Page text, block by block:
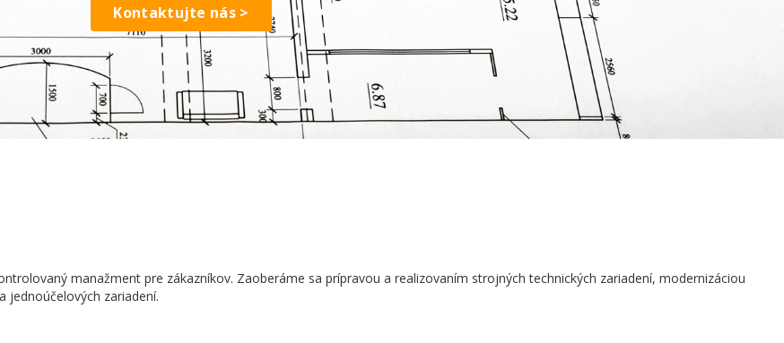
Kontaktujte nás >
manažment pre zákazníkov. Zaoberáme sa prípravou a realizovaním strojných technických zariadení, modernizáciou
jednoúčelových zariadení.